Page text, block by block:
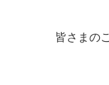
皆さまの